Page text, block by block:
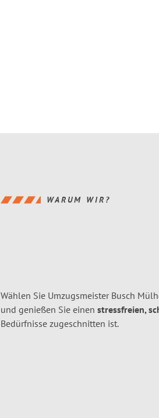
WARUM WIR?
Wählen Sie Umzugsmeister Busch
und genießen Sie einen stressfreien,
Bedürfnisse zugeschnitten ist.